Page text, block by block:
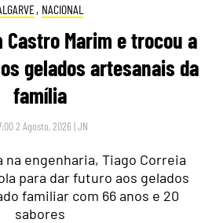
, NACIONAL
Marim e trocou a
gelados artesanais da
família
2 Agosto, 2026 |JN
na engenharia, Tiago Correia
para dar futuro aos gelados
familiar com 66 anos e 20
sabores